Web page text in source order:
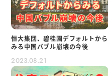
恒大集団、碧桂園デフォルトから
みる中国バブル崩壊の今後
2023.08.21